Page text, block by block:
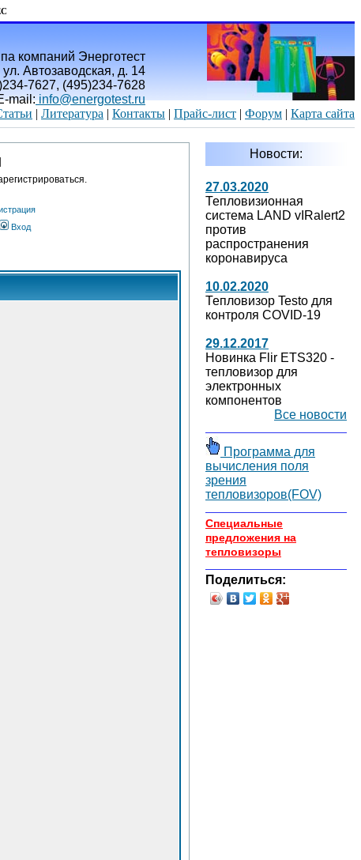
компаний Энерготест
Автозаводская, д. 14
7627, (495)234-7628
mail:info@energotest.ru
| Литература | Контакты | Прайс-лист | Форум | Карта сайта
Вход
Новости:
27.03.2020
Тепловизионная
система LAND vIRalert2
против
распространения
коронавируса
10.02.2020
Тепловизор Testo для
контроля COVID-19
29.12.2017
Новинка Flir ETS320 -
тепловизор для
электронных
компонентов
Все новости
Программа для
вычисления поля
зрения
тепловизоров(FOV)
Специальные
предложения на
тепловизоры
Поделиться: